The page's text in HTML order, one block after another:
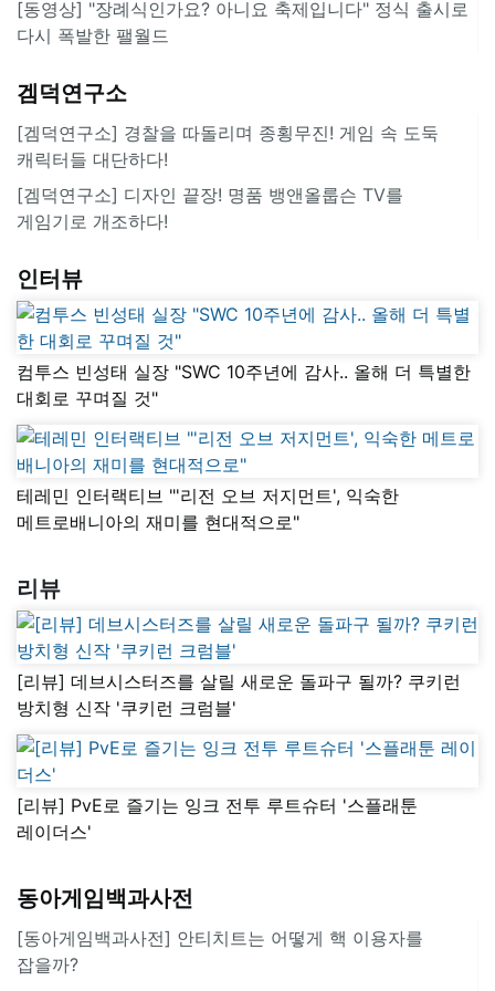
[동영상] "장례식인가요? 아니요 축제입니다" 정식 출시로
다시 폭발한 팰월드
겜덕연구소
[겜덕연구소] 경찰을 따돌리며 종횡무진! 게임 속 도둑
캐릭터들 대단하다!
[겜덕연구소] 디자인 끝장! 명품 뱅앤올룹슨 TV를
게임기로 개조하다!
인터뷰
컴투스 빈성태 실장 "SWC 10주년에 감사.. 올해 더 특별한
대회로 꾸며질 것"
테레민 인터랙티브 "'리전 오브 저지먼트', 익숙한
메트로배니아의 재미를 현대적으로"
리뷰
[리뷰] 데브시스터즈를 살릴 새로운 돌파구 될까? 쿠키런
방치형 신작 '쿠키런 크럼블'
[리뷰] PvE로 즐기는 잉크 전투 루트슈터 '스플래툰
레이더스'
동아게임백과사전
[동아게임백과사전] 안티치트는 어떻게 핵 이용자를
잡을까?